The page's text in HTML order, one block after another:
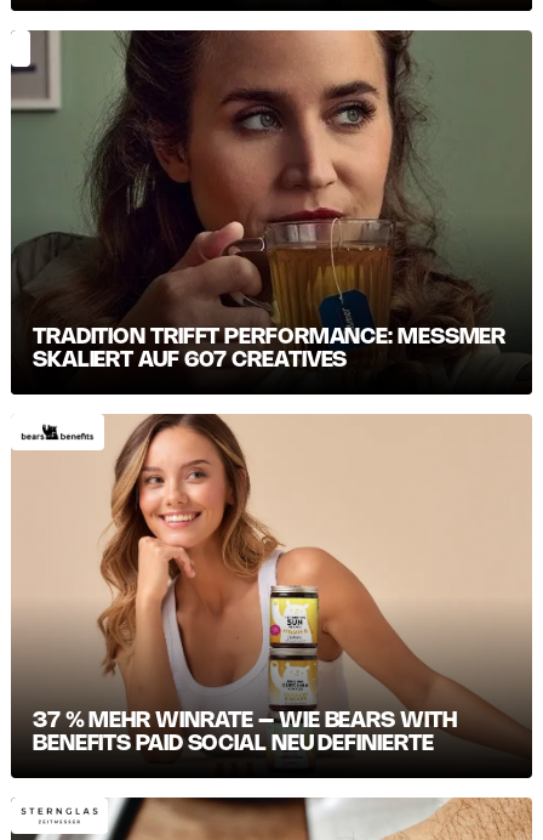
TRADITION TRIFFT PERFORMANCE: MESSMER S
KALIERT AUF 607 CREATIVES
37 % MEHR WINRATE – WIE BEARS WITH
BENEFITS PAID SOCIAL NEU DEFINIERTE